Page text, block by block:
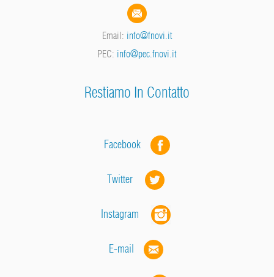
Email: info@fnovi.it
PEC: info@pec.fnovi.it
Restiamo In Contatto
Facebook
Twitter
Instagram
E-mail